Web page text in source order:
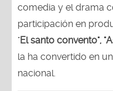
comedia y el drama
participación en
"El santo convento",
la ha convertido en
nacional.